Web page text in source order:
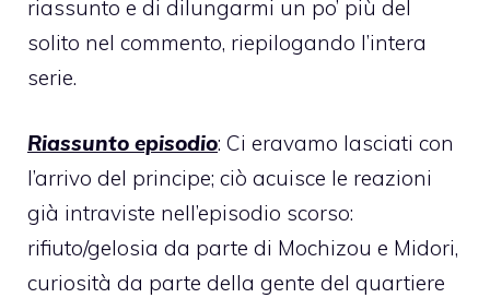
riassunto e di dilungarmi un po’ più del
solito nel commento, riepilogando l’intera
serie.
Riassunto episodio: Ci eravamo lasciati con
l’arrivo del principe; ciò acuisce le reazioni
già intraviste nell’episodio scorso:
rifiuto/gelosia da parte di Mochizou e Midori,
curiosità da parte della gente del quartiere